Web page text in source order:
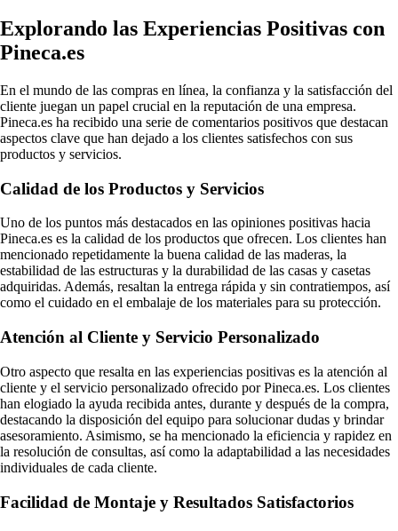
Explorando las Experiencias Positivas con
Pineca.es
En el mundo de las compras en línea, la confianza y la satisfacción del
cliente juegan un papel crucial en la reputación de una empresa.
Pineca.es ha recibido una serie de comentarios positivos que destacan
aspectos clave que han dejado a los clientes satisfechos con sus
productos y servicios.
Calidad de los Productos y Servicios
Uno de los puntos más destacados en las opiniones positivas hacia
Pineca.es es la calidad de los productos que ofrecen. Los clientes han
mencionado repetidamente la buena calidad de las maderas, la
estabilidad de las estructuras y la durabilidad de las casas y casetas
adquiridas. Además, resaltan la entrega rápida y sin contratiempos, así
como el cuidado en el embalaje de los materiales para su protección.
Atención al Cliente y Servicio Personalizado
Otro aspecto que resalta en las experiencias positivas es la atención al
cliente y el servicio personalizado ofrecido por Pineca.es. Los clientes
han elogiado la ayuda recibida antes, durante y después de la compra,
destacando la disposición del equipo para solucionar dudas y brindar
asesoramiento. Asimismo, se ha mencionado la eficiencia y rapidez en
la resolución de consultas, así como la adaptabilidad a las necesidades
individuales de cada cliente.
Facilidad de Montaje y Resultados Satisfactorios